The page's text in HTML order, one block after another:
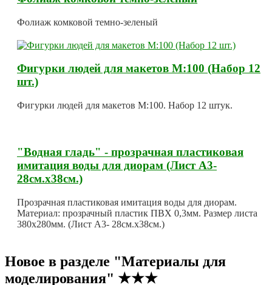
Фолиаж комковой темно-зеленый
Фигурки людей для макетов М:100 (Набор 12
шт.)
Фигурки людей для макетов М:100. Набор 12 штук.
"Водная гладь" - прозрачная пластиковая
имитация воды для диорам (Лист А3-
28см.х38см.)
Прозрачная пластиковая имитация воды для диорам.
Материал: прозрачный пластик ПВХ 0,3мм. Размер листа
380х280мм. (Лист А3- 28см.х38см.)
Новое в разделе "Материалы для
моделирования" ★★★